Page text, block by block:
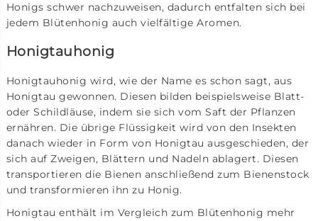
Honigs schwer nachzuweisen, dadurch entfalten sich bei
jedem Blütenhonig auch vielfältige Aromen.
Honigtauhonig
Honigtauhonig wird, wie der Name es schon sagt, aus
Honigtau gewonnen. Diesen bilden beispielsweise Blatt-
oder Schildläuse, indem sie sich vom Saft der Pflanzen
ernähren. Die übrige Flüssigkeit wird von den Insekten
danach wieder in Form von Honigtau ausgeschieden, der
sich auf Zweigen, Blättern und Nadeln ablagert. Diesen
transportieren die Bienen anschließend zum Bienenstock
und transformieren ihn zu Honig.
Honigtau enthält im Vergleich zum Blütenhonig mehr